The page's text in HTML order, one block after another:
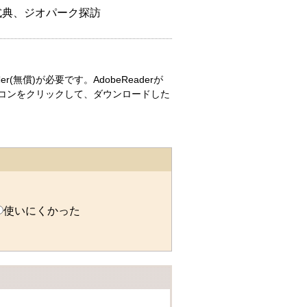
、ジオパーク探訪
無償)が必要です。AdobeReaderが
ンをクリックして、ダウンロードした
使いにくかった